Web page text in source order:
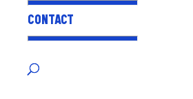
CONTACT